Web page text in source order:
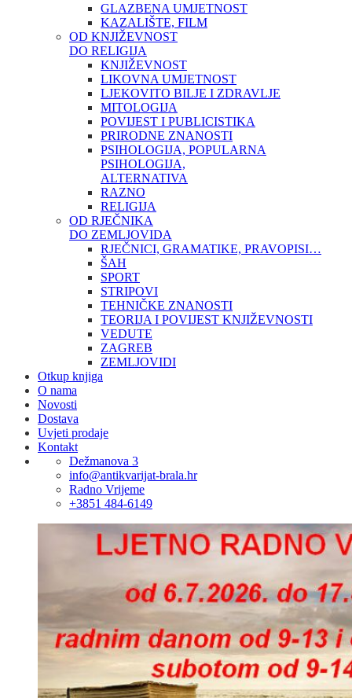
GLAZBENA UMJETNOST
KAZALIŠTE, FILM
OD KNJIŽEVNOST
DO RELIGIJA
KNJIŽEVNOST
LIKOVNA UMJETNOST
LJEKOVITO BILJE I ZDRAVLJE
MITOLOGIJA
POVIJEST I PUBLICISTIKA
PRIRODNE ZNANOSTI
PSIHOLOGIJA, POPULARNA
PSIHOLOGIJA,
ALTERNATIVA
RAZNO
RELIGIJA
OD RJEČNIKA
DO ZEMLJOVIDA
RJEČNICI, GRAMATIKE, PRAVOPISI…
ŠAH
SPORT
STRIPOVI
TEHNIČKE ZNANOSTI
TEORIJA I POVIJEST KNJIŽEVNOSTI
VEDUTE
ZAGREB
ZEMLJOVIDI
Otkup knjiga
O nama
Novosti
Dostava
Uvjeti prodaje
Kontakt
Dežmanova 3
info@antikvarijat-brala.hr
Radno Vrijeme
+3851 484-6149